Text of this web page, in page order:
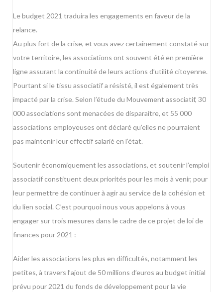
Le budget 2021 traduira les engagements en faveur de la
relance.
Au plus fort de la crise, et vous avez certainement constaté sur
votre territoire, les associations ont souvent été en première
ligne assurant la continuité de leurs actions d’utilité citoyenne.
Pourtant si le tissu associatif a résisté, il est également très
impacté par la crise. Selon l’étude du Mouvement associatif, 30
000 associations sont menacées de disparaitre, et 55 000
associations employeuses ont déclaré qu’elles ne pourraient
pas maintenir leur effectif salarié en l’état.
Soutenir économiquement les associations, et soutenir l’emploi
associatif constituent deux priorités pour les mois à venir, pour
leur permettre de continuer à agir au service de la cohésion et
du lien social. C’est pourquoi nous vous appelons à vous
engager sur trois mesures dans le cadre de ce projet de loi de
finances pour 2021 :
Aider les associations les plus en difficultés, notamment les
petites, à travers l’ajout de 50 millions d’euros au budget initial
prévu pour 2021 du fonds de développement pour la vie